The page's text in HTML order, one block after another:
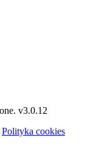
v3.0.12
Polityka cookies